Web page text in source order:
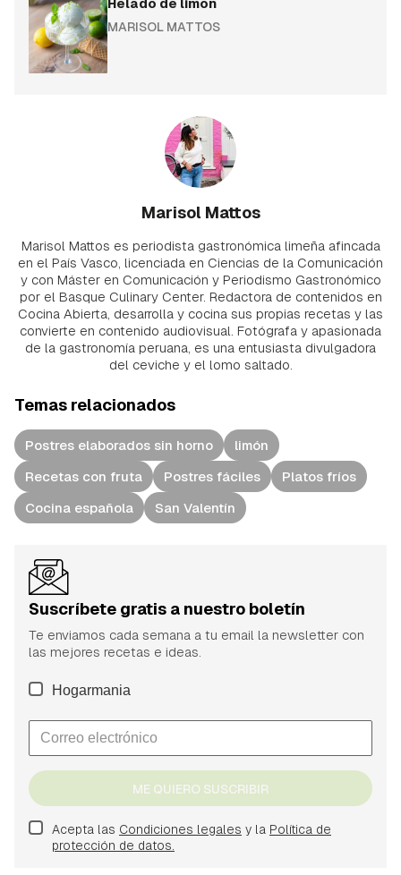
MARISOL MATTOS
Marisol Mattos
Marisol Mattos es periodista gastronómica limeña afincada
en el País Vasco, licenciada en Ciencias de la Comunicación
y con Máster en Comunicación y Periodismo Gastronómico
por el Basque Culinary Center. Redactora de contenidos en
Cocina Abierta, desarrolla y cocina sus propias recetas y las
convierte en contenido audiovisual. Fotógrafa y apasionada
de la gastronomía peruana, es una entusiasta divulgadora
del ceviche y el lomo saltado.
Temas relacionados
Postres elaborados sin horno
limón
Recetas con fruta
Postres fáciles
Platos fríos
Cocina española
San Valentín
Suscríbete gratis a nuestro boletín
Te enviamos cada semana a tu email la newsletter con
las mejores recetas e ideas.
Hogarmania
ME QUIERO SUSCRIBIR
Acepta las Condiciones legales y la Política de
protección de datos.